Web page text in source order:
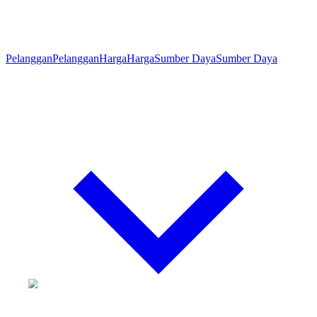
PelangganPelangganHargaHargaSumber DayaSumber Daya